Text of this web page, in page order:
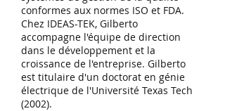
conformes aux normes ISO et FDA.
Chez IDEAS-TEK, Gilberto
accompagne l'équipe de direction
dans le développement et la
croissance de l'entreprise. Gilberto
est titulaire d'un doctorat en génie
électrique de l'Université Texas Tech
(2002).